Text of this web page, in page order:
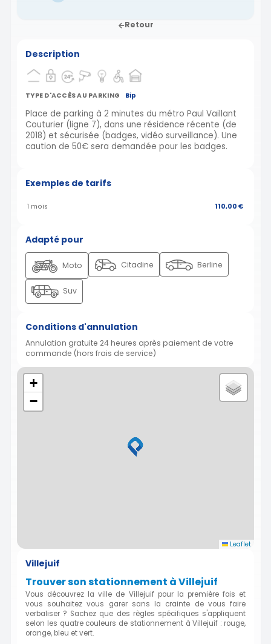
Retour
Description
TYPE D'ACCÈS AU PARKING Bip
Place de parking à 2 minutes du métro Paul Vaillant
Couturier (ligne 7), dans une résidence récente (de
2018) et sécurisée (badges, vidéo surveillance). Une
caution de 50€ sera demandée pour les badges.
Exemples de tarifs
1 mois 110,00 €
Adapté pour
Moto Citadine Berline
Suv
Conditions d'annulation
Annulation gratuite 24 heures après paiement de votre
commande (hors frais de service)
+
−
Leaflet
Villejuif
Trouver son stationnement à Villejuif
Vous découvrez la ville de Villejuif pour la première fois et
vous souhaitez vous garer sans la crainte de vous faire
verbaliser ? Sachez que des règles spécifiques s'appliquent
selon les quatre couleurs de stationnement à Villejuif : rouge,
orange, bleu et vert.